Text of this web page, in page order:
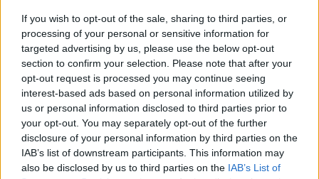
If you wish to opt-out of the sale, sharing to third parties, or
processing of your personal or sensitive information for
targeted advertising by us, please use the below opt-out
section to confirm your selection. Please note that after your
opt-out request is processed you may continue seeing
interest-based ads based on personal information utilized by
us or personal information disclosed to third parties prior to
your opt-out. You may separately opt-out of the further
disclosure of your personal information by third parties on the
IAB’s list of downstream participants. This information may
also be disclosed by us to third parties on the IAB’s List of
NEWS E ATTUALITÀ